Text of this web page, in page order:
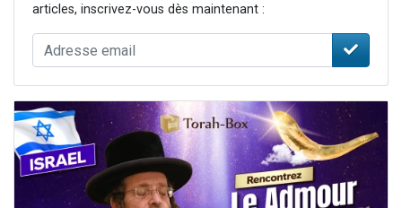
articles, inscrivez-vous dès maintenant :